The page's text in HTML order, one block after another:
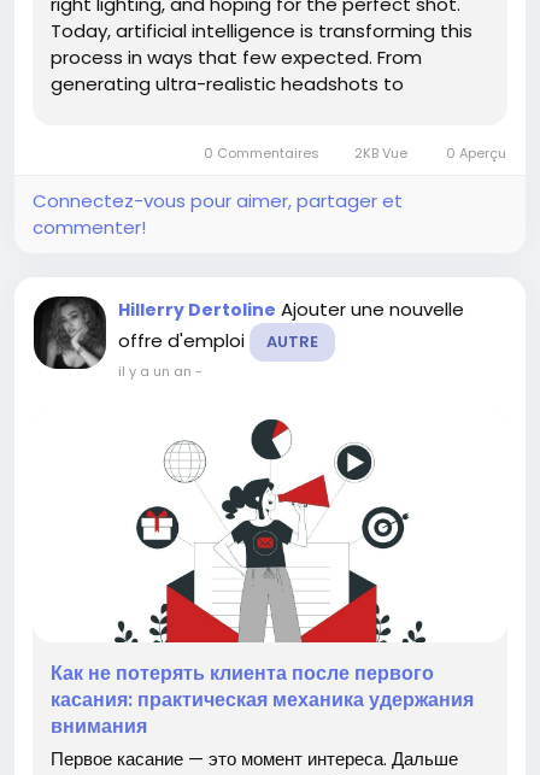
Today, artificial intelligence is transforming this
process in ways that few expected. From
generating ultra-realistic headshots to
making professional-quality...
0 Commentaires 2KB Vue 0 Aperçu
Connectez-vous pour aimer, partager et
commenter!
Hillerry Dertoline Ajouter une nouvelle
offre d'emploi
AUTRE
il y a un an -
Как не потерять клиента после первого
касания: практическая механика удержания
внимания
Первое касание — это момент интереса. Дальше